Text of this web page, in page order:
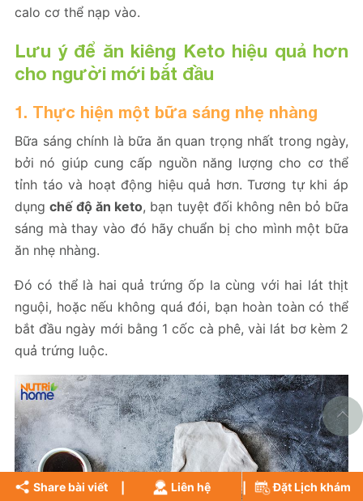
calo cơ thể nạp vào.
Lưu ý để ăn kiêng Keto hiệu quả hơn
cho người mới bắt đầu
1. Thực hiện một bữa sáng nhẹ nhàng
Bữa sáng chính là bữa ăn quan trọng nhất trong ngày,
bởi nó giúp cung cấp nguồn năng lượng cho cơ thể
tỉnh táo và hoạt động hiệu quả hơn. Tương tự khi áp
dụngchế độ ăn keto, bạn tuyệt đối không nên bỏ bữa
sáng mà thay vào đó hãy chuẩn bị cho mình một bữa
ăn nhẹ nhàng.
Đó có thể là hai quả trứng ốp la cùng với hai lát thịt
nguội, hoặc nếu không quá đói, bạn hoàn toàn có thể
bắt đầu ngày mới bằng 1 cốc cà phê, vài lát bơ kèm 2
quả trứng luộc.
Share bài viết Liên hệ Đặt Lịch khám